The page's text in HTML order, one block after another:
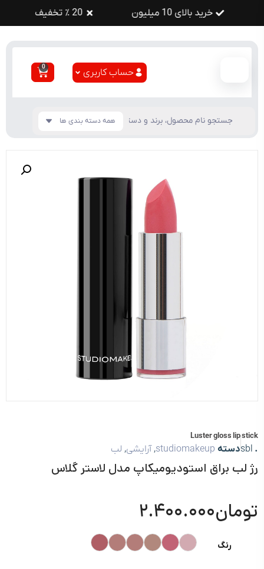
خرید بالای 10 میلیون 20 ٪ تخفیف
حساب کاربری 0
Luster gloss lip stick
.
sblدسته studiomakeup
,آرایشی, لب
رژ لب براق استودیومیکاپ مدل لاستر گلاس
تومان۲.۴۰۰.۰۰۰
رنگ